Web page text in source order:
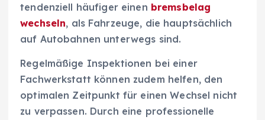
tendenziell häufiger einen bremsbelag
wechseln, als Fahrzeuge, die hauptsächlich
auf Autobahnen unterwegs sind.
Regelmäßige Inspektionen bei einer
Fachwerkstatt können zudem helfen, den
optimalen Zeitpunkt für einen Wechsel nicht
zu verpassen. Durch eine professionelle